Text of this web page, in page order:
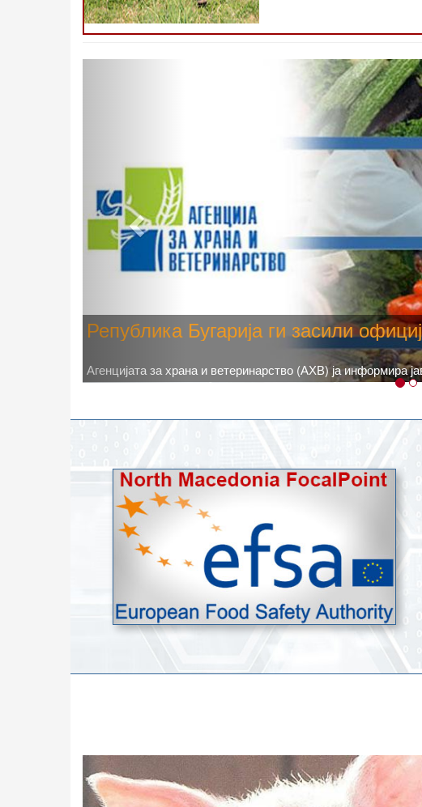
Високите температури ризик од
животните
Новото најавено зголемување на дневните температури,
степени, ги зголемува ризиците од појава на труење со